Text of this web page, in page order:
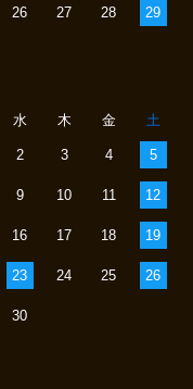
26 27 28 29
水 木 金 土
2 3 4 5
9 10 11 12
16 17 18 19
23 24 25 26
30